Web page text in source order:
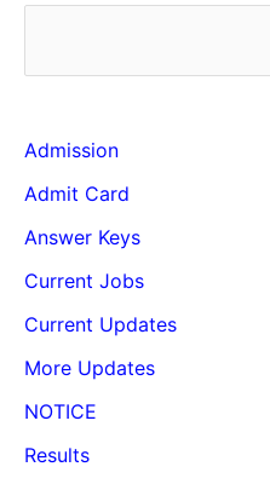
Admission
Admit Card
Answer Keys
Current Jobs
Current Updates
More Updates
NOTICE
Results